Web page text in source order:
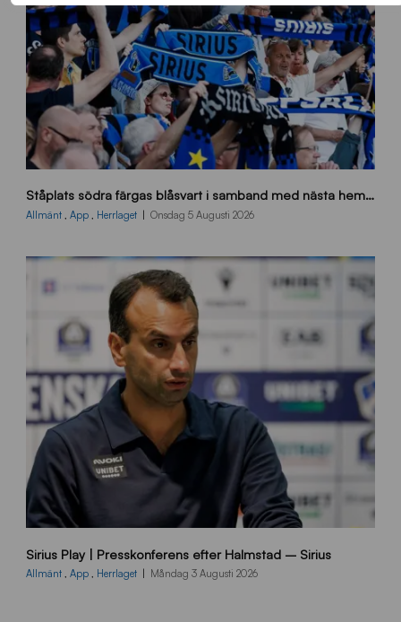
ö
d
a
2
0
2
6
Ståplats södra färgas blåsvart i samband med nästa hemmamatch
Allmänt , App , Herrlaget Onsdag 5 Augusti 2026
B
2
Sirius Play | Presskonferens efter Halmstad – Sirius
Allmänt , App , Herrlaget Måndag 3 Augusti 2026